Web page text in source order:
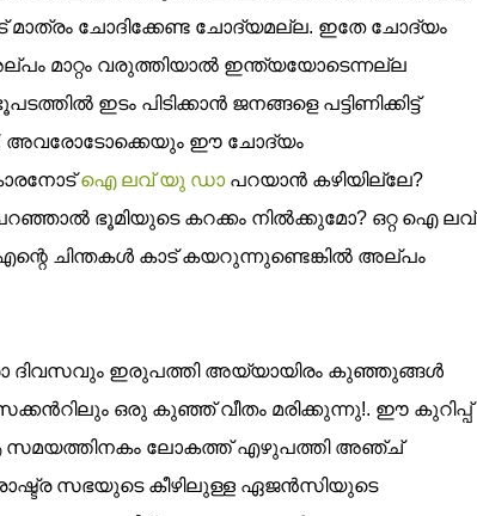
ചോദിക്കേണ്ട ചോദ്യമല്ല. ഇതേ ചോദ്യം
മാറ്റം വരുത്തിയാല്‍ ഇന്ത്യയോടെന്നല്ല
ഇടം പിടിക്കാന്‍ ജനങ്ങളെ പട്ടിണിക്കിട്ട്
അവരോടോക്കെയും ഈ ചോദ്യം
ഐ ലവ് യു ഡാ പറയാന്‍ കഴിയില്ലേ?
ഭൂമിയുടെ കറക്കം നില്‍ക്കുമോ? ഒറ്റ ഐ ലവ്
ചിന്തകള്‍ കാട് കയറുന്നുണ്ടെങ്കില്‍ അല്പം
ദിവസവും ഇരുപത്തി അയ്യായിരം കുഞ്ഞുങ്ങള്‍
ഒരു കുഞ്ഞ് വീതം മരിക്കുന്നു!. ഈ കുറിപ്പ്
ആ സമയത്തിനകം ലോകത്ത് എഴുപത്തി അഞ്ച്
രാഷ്ട്ര സഭയുടെ കീഴിലുള്ള ഏജന്‍സിയുടെ